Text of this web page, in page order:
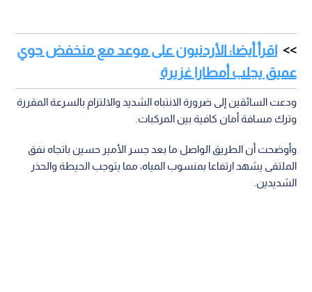
اقرأ أيضا: الأردنيون على موعد مع منخفض جوي
عميق يجلب أمطارا غزيرة
ودعت السائقين إلى ضرورة الانتباه الشديد والالتزام بالسرعة المقررة
وترك مسافة أمان كافية بين المركبات.
وأوضحت أن الطريق الواصل ما بعد جسر الأمير حسين باتجاه نفق
الملتقى يشهد ارتفاعا بمنسوب المياه، مما يتوجب الحيطة والحذر
الشديدين.